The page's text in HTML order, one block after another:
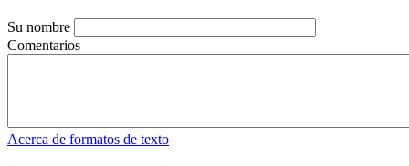
Su nombre
Comentarios
Acerca de formatos de texto